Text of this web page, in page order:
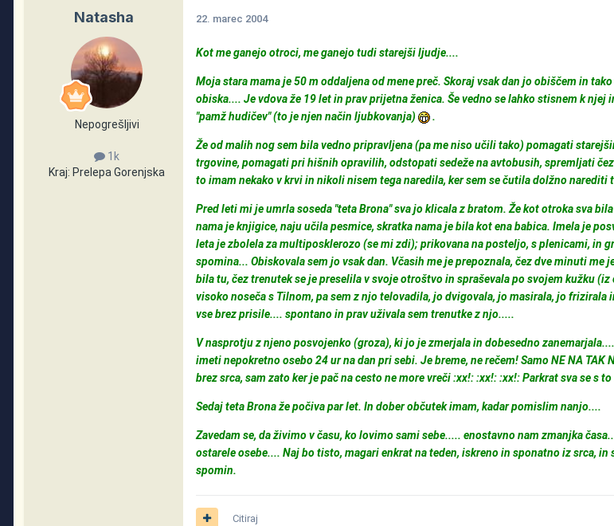
Natasha
Nepogrešljivi
1k
Kraj: Prelepa Gorenjska
22. marec 2004
Kot me ganejo otroci, me ganejo tudi starejši ljudje....
Moja stara mama je 50 m oddaljena od mene preč. Skoraj vsak dan jo obiščem in
obiska.... Je vdova že 19 let in prav prijetna ženica. Še vedno se lahko stisnem k njej
"pamž hudičev" (to je njen način ljubkovanja)
.
Že od malih nog sem bila vedno pripravljena (pa me niso učili tako) pomagati
trgovine, pomagati pri hišnih opravilih, odstopati sedeže na avtobusih, spremljati
to imam nekako v krvi in nikoli nisem tega naredila, ker sem se čutila dolžno narediti
Pred leti mi je umrla soseda "teta Brona" sva jo klicala z bratom. Že kot otroka sva
nama je knjigice, naju učila pesmice, skratka nama je bila kot ena babica. Imela je
leta je zbolela za multiposklerozo (se mi zdi); prikovana na posteljo, s plenicami, in
spomina... Obiskovala sem jo vsak dan. Včasih me je prepoznala, čez dve minuti me
bila tu, čez trenutek se je preselila v svoje otroštvo in spraševala po svojem kužku
visoko noseča s Tilnom, pa sem z njo telovadila, jo dvigovala, jo masirala, jo frizirala
vse brez prisile.... spontano in prav uživala sem trenutke z njo.....
V nasprotju z njeno posvojenko (groza), ki jo je zmerjala in dobesedno
imeti nepokretno osebo 24 ur na dan pri sebi. Je breme, ne rečem! Samo NE NA TAK
brez srca, sam zato ker je pač na cesto ne more vreči :xx!: :xx!: :xx!: Parkrat sva se s
Sedaj teta Brona že počiva par let. In dober občutek imam, kadar pomislim nanjo....
Zavedam se, da živimo v času, ko lovimo sami sebe..... enostavno nam zmanjka
ostarele osebe.... Naj bo tisto, magari enkrat na teden, iskreno in sponatno iz srca, in
spomin.
Citiraj